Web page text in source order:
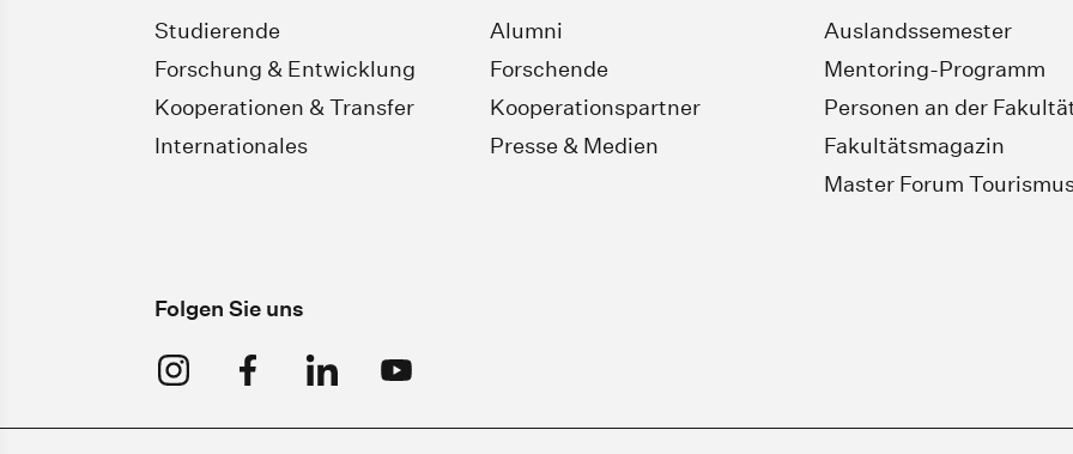
Studierende
Forschung & Entwicklung
Kooperationen & Transfer
Internationales
Alumni
Forschende
Kooperationspartner
Presse & Medien
Auslandssemester
Mentoring-Programm
Personen an der
Fakultätsmagazin
Master Forum
Folgen Sie uns